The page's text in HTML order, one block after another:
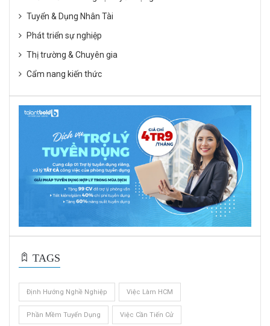
Tuyển & Dụng Nhân Tài
Phát triển sự nghiệp
Thị trường & Chuyên gia
Cẩm nang kiến thức
TAGS
Định Hướng Nghề Nghiệp Việc Làm HCM
Phần Mềm Tuyển Dụng Việc Cần Tiến Cử